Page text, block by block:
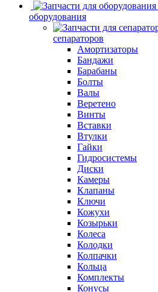
оборудования
сепараторов
Амортизаторы
Бандажи
Барабаны
Болты
Валы
Веретено
Винты
Вставки
Втулки
Гайки
Гидросистемы
Диски
Камеры
Клапаны
Ключи
Кожухи
Козырьки
Колеса
Колодки
Колпачки
Кольца
Комплекты
Конусы